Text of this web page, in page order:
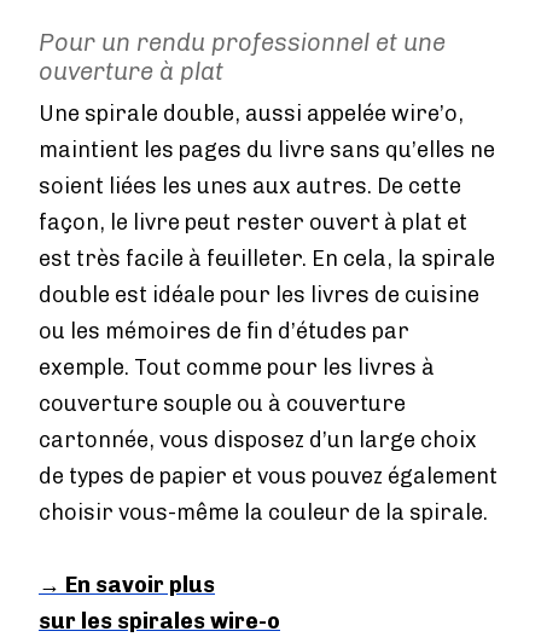
Pour un rendu professionnel et une
ouverture à plat
Une spirale double, aussi appelée wire’o,
maintient les pages du livre sans qu’elles ne
soient liées les unes aux autres. De cette
façon, le livre peut rester ouvert à plat et
est très facile à feuilleter. En cela, la spirale
double est idéale pour les livres de cuisine
ou les mémoires de fin d’études par
exemple. Tout comme pour les livres à
couverture souple ou à couverture
cartonnée, vous disposez d’un large choix
de types de papier et vous pouvez également
choisir vous-même la couleur de la spirale.
→ En savoir plus
sur les spirales wire-o